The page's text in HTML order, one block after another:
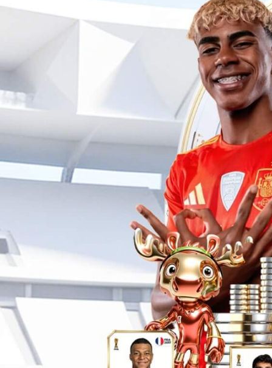
28圈量产通用具身
第1000台正式下线